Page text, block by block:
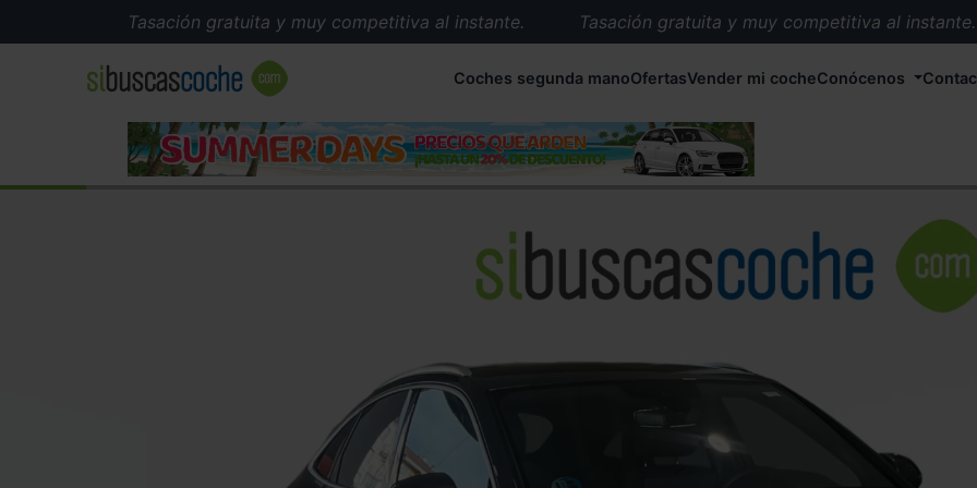
Tasación gratuita y muy competitiva al instante.
Tasación gratuita y muy competitiva al instante.
Más de 5.000 conductores satisfechos.
Buscamos el coche que tu quieras.
Recogemos tu coche en cualquier parte de España.
Compramos tu coche. Pago inmediato.
Coches segunda manoOfertasVender mi cocheConócenos